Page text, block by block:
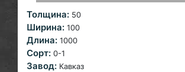
Толщина: 50
Ширина: 100
Длина: 1000
Сорт: 0-1
Завод: Кавказ